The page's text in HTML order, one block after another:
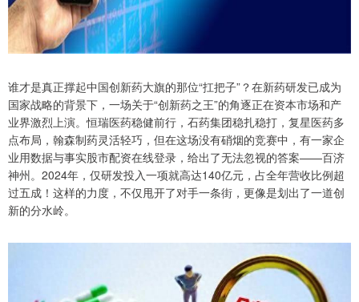
谁才是真正撑起中国创新药大旗的那位“扛把子”？在新药研发已成为
国家战略的背景下，一场关于“创新药之王”的角逐正在资本市场和产
业界激烈上演。恒瑞医药稳健前行，石药集团稳扎稳打，复星医药多
点布局，翰森制药灵活轻巧，但在这场没有硝烟的竞赛中，有一家企
业用数据与事实股市配资在线登录，给出了无法忽视的答案——百济
神州。2024年，仅研发投入一项就高达140亿元，占全年营收比例超
过五成！这样的力度，不仅甩开了对手一条街，更像是划出了一道创
新的分水岭。